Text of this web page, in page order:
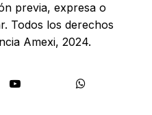
previa, expresa o
Todos los derechos
Amexi, 2024.